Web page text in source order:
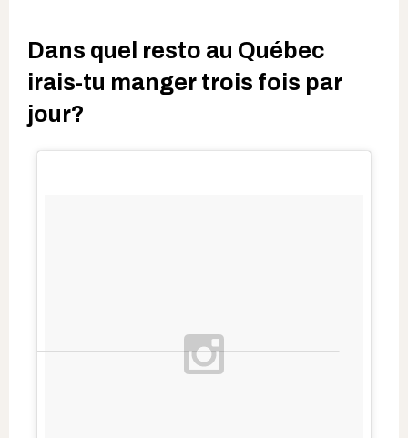
Dans quel resto au Québec
irais-tu manger trois fois par
jour?